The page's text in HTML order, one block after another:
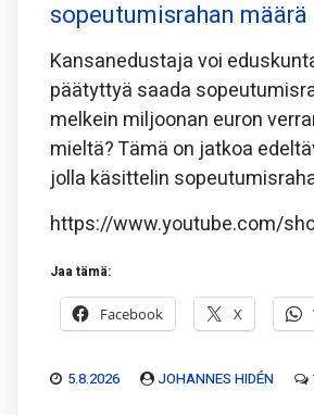
sopeutumisrahan määrä
Kansanedustaja voi
päätyttyä saada
melkein miljoonan euron
mieltä? Tämä on jatkoa
jolla käsittelin
https://www.youtube.com/
Jaa tämä:
Facebook X
5.8.2026 JOHANNES HIDÉN